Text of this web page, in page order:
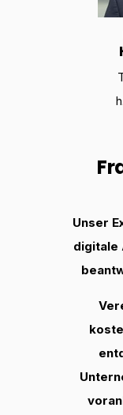
Unser
digitale